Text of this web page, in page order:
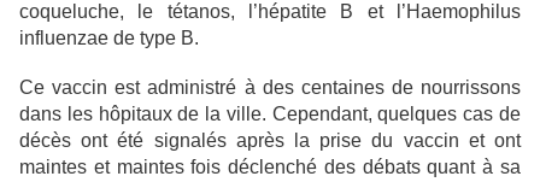
coqueluche, le tétanos, l’hépatite B et l’Haemophilus
influenzae de type B.
Ce vaccin est administré à des centaines de nourrissons
dans les hôpitaux de la ville. Cependant, quelques cas de
décès ont été signalés après la prise du vaccin et ont
maintes et maintes fois déclenché des débats quant à sa